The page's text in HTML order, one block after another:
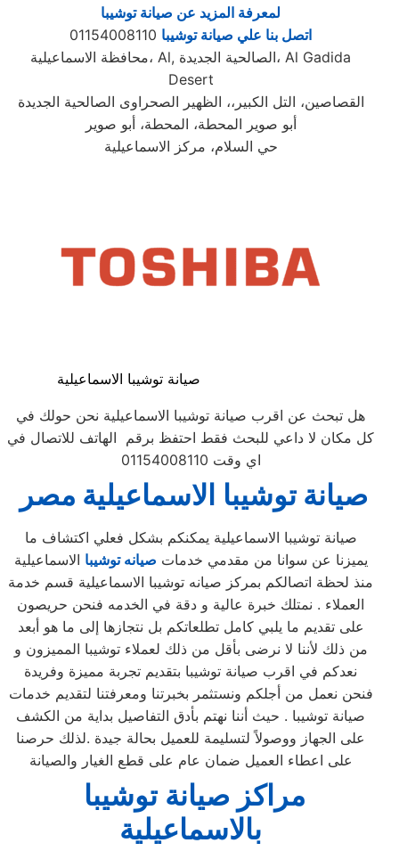
لمعرفة المزيد عن صيانة توشيبا
اتصل بنا علي صيانة توشيبا
محافظة الاسماعيلية، Al, الصالحية الجديدة، Al Gadida
Desert
القصاصين، التل الكبير،، الظهير الصحراوى الصالحية الجديدة
أبو صوير المحطة، المحطة، أبو صوير
حي السلام، مركز الاسماعيلية
صيانة توشيبا الاسماعيلية
هل تبحث عن اقرب صيانة توشيبا الاسماعيلية نحن حولك في
كل مكان لا داعي للبحث فقط احتفظ برقم الهاتف للاتصال في
اي وقت 01154008110
صيانةتوشيبا الاسماعيلية مصر
صيانة توشيبا الاسماعيلية يمكنكم بشكل فعلي اكتشاف ما
يميزنا عن سوانا من مقدمي خدمات صيانه توشيبا الاسماعيلية
منذ لحظة اتصالكم بمركز صيانه توشيبا الاسماعيلية قسم خدمة
العملاء . نمتلك خبرة عالية و دقة في الخدمه فنحن حريصون
على تقديم ما يلبي كامل تطلعاتكم بل نتجازها إلى ما هو أبعد
من ذلك لأننا لا نرضى بأقل من ذلك لعملاء توشيبا المميزون و
نعدكم في اقرب صيانة توشيبا بتقديم تجربة مميزة وفريدة
فنحن نعمل من أجلكم ونستثمر بخبرتنا ومعرفتنا لتقديم خدمات
صيانة توشيبا . حيث أننا نهتم بأدق التفاصيل بداية من الكشف
على الجهاز ووصولاً لتسليمة للعميل بحالة جيدة .لذلك حرصنا
على اعطاء العميل ضمان عام على قطع الغيار والصيانة
بالاسماعيلية